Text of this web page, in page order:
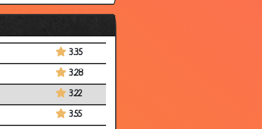
2.75
3.35
3.28
3.22
3.55